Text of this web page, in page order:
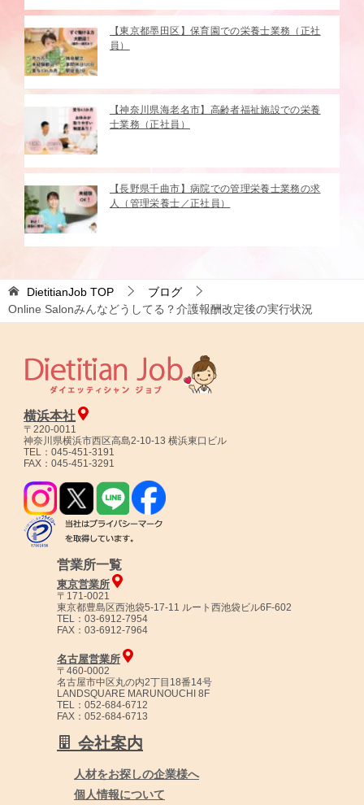
【東京都墨田区】保育園での栄養士業務（正社
員）
【神奈川県海老名市】高齢者福祉施設での栄養
士業務（正社員）
【長野県千曲市】病院での管理栄養士業務の求
人（管理栄養士／正社員）
DietitianJob TOP
ブログ
Online Salonみんなどうしてる？介護報酬改定後の実行状況
横浜本社
〒220-0011
神奈川県横浜市西区高島2-10-13 横浜東口ビル
TEL：045-451-3191
FAX：045-451-3291
営業所一覧
東京営業所
〒171-0021
東京都豊島区西池袋5-17-11 ルート西池袋ビル6F-602
TEL：03-6912-7954
FAX：03-6912-7964
名古屋営業所
〒460-0002
名古屋市中区丸の内2丁目18番14号
LANDSQUARE MARUNOUCHI 8F
TEL：052-684-6712
FAX：052-684-6713
会社案内
人材をお探しの企業様へ
個人情報について